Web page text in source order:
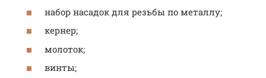
набор насадок для резьбы по металлу;
кернер;
молоток;
винты;